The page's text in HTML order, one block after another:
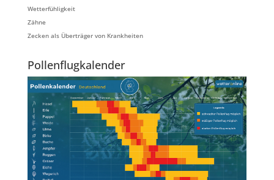
Wetterfühligkeit
Zähne
Zecken als Überträger von Krankheiten
Pollenflugkalender